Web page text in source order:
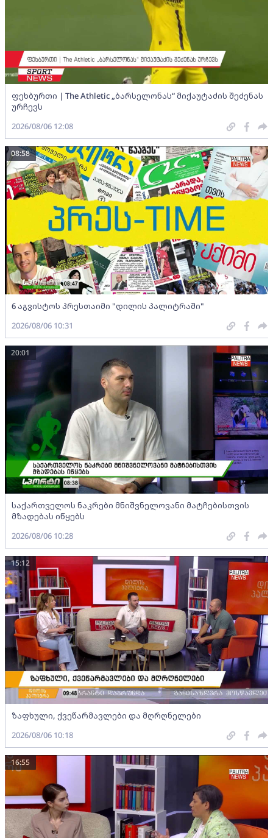
ფეხბურთი | The Athletic „ბარსელონას“ მიქაუტაძის შეძენას
ურჩევს
2026/08/06 12:08
6 აგვისტოს პრესთაიმი "დილის პალიტრაში"
08:58
2026/08/06 10:31
საქართველოს ნაკრები მნიშვნელოვანი მატჩებისთვის
მზადებას იწყებს
20:01
2026/08/06 10:28
ზაფხული, ქვეწარმავლები და მღრღნელები
15:12
2026/08/06 10:18
16:55